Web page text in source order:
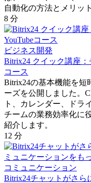
自動化の方法とメリッ
8 分
ビジネス開発
Bitrix24 クイック講座
コース
Bitrix24の基本機能を短
ーズを公開しました。
ト、カレンダー、ドラ
チームの業務効率化に
紹介します。
12 分
コミュニケーション
Bitrix24チャットがさら